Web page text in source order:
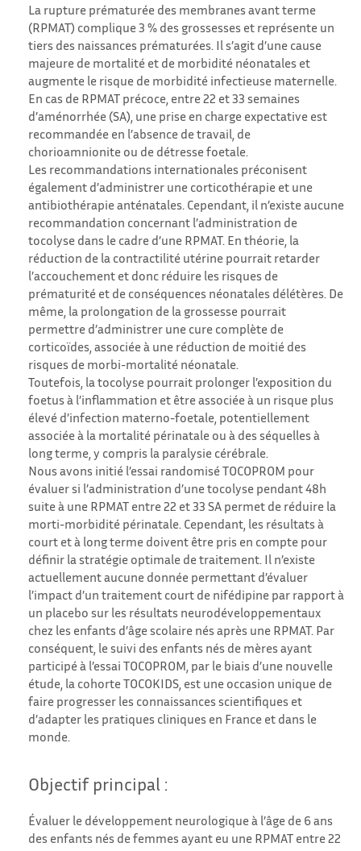
La rupture prématurée des membranes avant terme
(RPMAT) complique 3 % des grossesses et représente un
tiers des naissances prématurées. Il s’agit d’une cause
majeure de mortalité et de morbidité néonatales et
augmente le risque de morbidité infectieuse maternelle.
En cas de RPMAT précoce, entre 22 et 33 semaines
d’aménorrhée (SA), une prise en charge expectative est
recommandée en l’absence de travail, de
chorioamnionite ou de détresse foetale.
Les recommandations internationales préconisent
également d’administrer une corticothérapie et une
antibiothérapie anténatales. Cependant, il n’existe aucune
recommandation concernant l’administration de
tocolyse dans le cadre d’une RPMAT. En théorie, la
réduction de la contractilité utérine pourrait retarder
l’accouchement et donc réduire les risques de
prématurité et de conséquences néonatales délétères. De
même, la prolongation de la grossesse pourrait
permettre d’administrer une cure complète de
corticoïdes, associée à une réduction de moitié des
risques de morbi-mortalité néonatale.
Toutefois, la tocolyse pourrait prolonger l’exposition du
foetus à l’inflammation et être associée à un risque plus
élevé d’infection materno-foetale, potentiellement
associée à la mortalité périnatale ou à des séquelles à
long terme, y compris la paralysie cérébrale.
Nous avons initié l’essai randomisé TOCOPROM pour
évaluer si l’administration d’une tocolyse pendant 48h
suite à une RPMAT entre 22 et 33 SA permet de réduire la
morti-morbidité périnatale. Cependant, les résultats à
court et à long terme doivent être pris en compte pour
définir la stratégie optimale de traitement. Il n’existe
actuellement aucune donnée permettant d’évaluer
l’impact d’un traitement court de nifédipine par rapport à
un placebo sur les résultats neurodéveloppementaux
chez les enfants d’âge scolaire nés après une RPMAT. Par
conséquent, le suivi des enfants nés de mères ayant
participé à l’essai TOCOPROM, par le biais d’une nouvelle
étude, la cohorte TOCOKIDS, est une occasion unique de
faire progresser les connaissances scientifiques et
d’adapter les pratiques cliniques en France et dans le
monde.
Objectif principal :
Évaluer le développement neurologique à l’âge de 6 ans
des enfants nés de femmes ayant eu une RPMAT entre 22